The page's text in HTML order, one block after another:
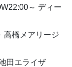
～ ディー
高橋メアリージ
田エライザ